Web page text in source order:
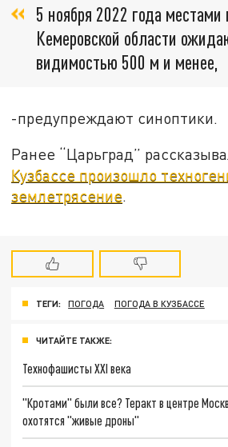
5 ноября 2022 года местами
Кемеровской области
видимостью 500 м и менее,
-предупреждают синоптики.
Ранее “Царьград”
Кузбассе произошло
землетрясение.
ТЕГИ: ПОГОДА ПОГОДА В КУЗБАССЕ
ЧИТАЙТЕ ТАКЖЕ:
Технофашисты XXI века
"Кротами" были все? Теракт в центре
охотятся "живые дроны"